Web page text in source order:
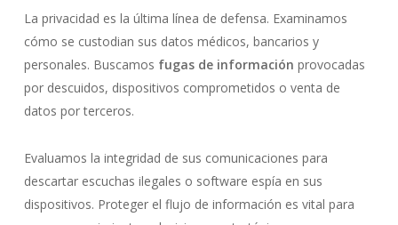
La privacidad es la última línea de defensa. Examinamos
cómo se custodian sus datos médicos, bancarios y
personales. Buscamos fugas de información provocadas
por descuidos, dispositivos comprometidos o venta de
datos por terceros.
Evaluamos la integridad de sus comunicaciones para
descartar escuchas ilegales o software espía en sus
dispositivos. Proteger el flujo de información es vital para